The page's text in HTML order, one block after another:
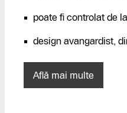
poate fi controlat de
design avangardist,
Află mai multe